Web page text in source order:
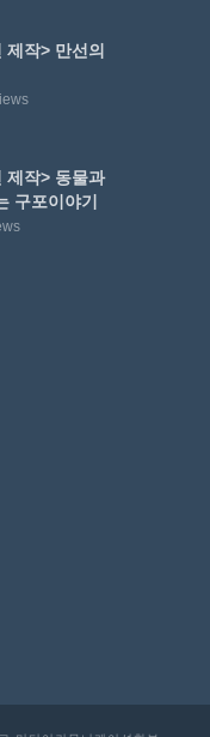
제작> 만선의
제작> 동물과
구포이야기